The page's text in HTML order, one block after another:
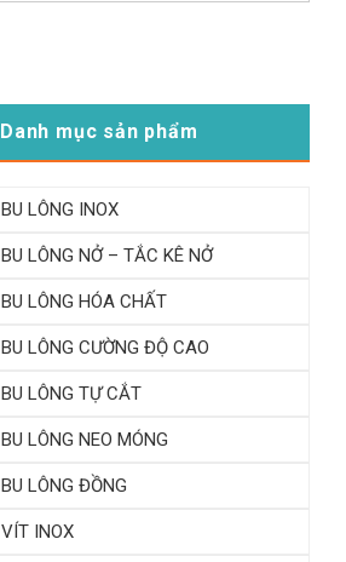
Danh mục sản phẩm
BU LÔNG INOX
BU LÔNG NỞ – TẮC KÊ NỞ
BU LÔNG HÓA CHẤT
BU LÔNG CƯỜNG ĐỘ CAO
BU LÔNG TỰ CẮT
BU LÔNG NEO MÓNG
BU LÔNG ĐỒNG
VÍT INOX